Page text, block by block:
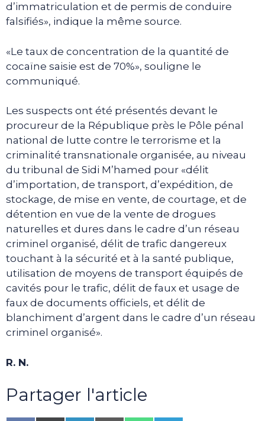
d’immatriculation et de permis de conduire
falsifiés», indique la même source.
«Le taux de concentration de la quantité de
cocaïne saisie est de 70%», souligne le
communiqué.
Les suspects ont été présentés devant le
procureur de la République près le Pôle pénal
national de lutte contre le terrorisme et la
criminalité transnationale organisée, au niveau
du tribunal de Sidi M’hamed pour «délit
d’importation, de transport, d’expédition, de
stockage, de mise en vente, de courtage, et de
détention en vue de la vente de drogues
naturelles et dures dans le cadre d’un réseau
criminel organisé, délit de trafic dangereux
touchant à la sécurité et à la santé publique,
utilisation de moyens de transport équipés de
cavités pour le trafic, délit de faux et usage de
faux de documents officiels, et délit de
blanchiment d’argent dans le cadre d’un réseau
criminel organisé».
R. N.
Partager l'article